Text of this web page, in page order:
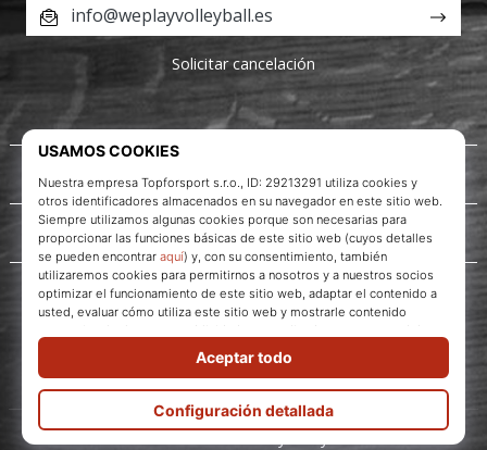
WePlayVolleyball.es
Acerca de nosotros
Servicio al cliente
info@weplayvolleyball.es
Solicitar cancelación
© 2010 – 2026 WePlayVolleyball.es